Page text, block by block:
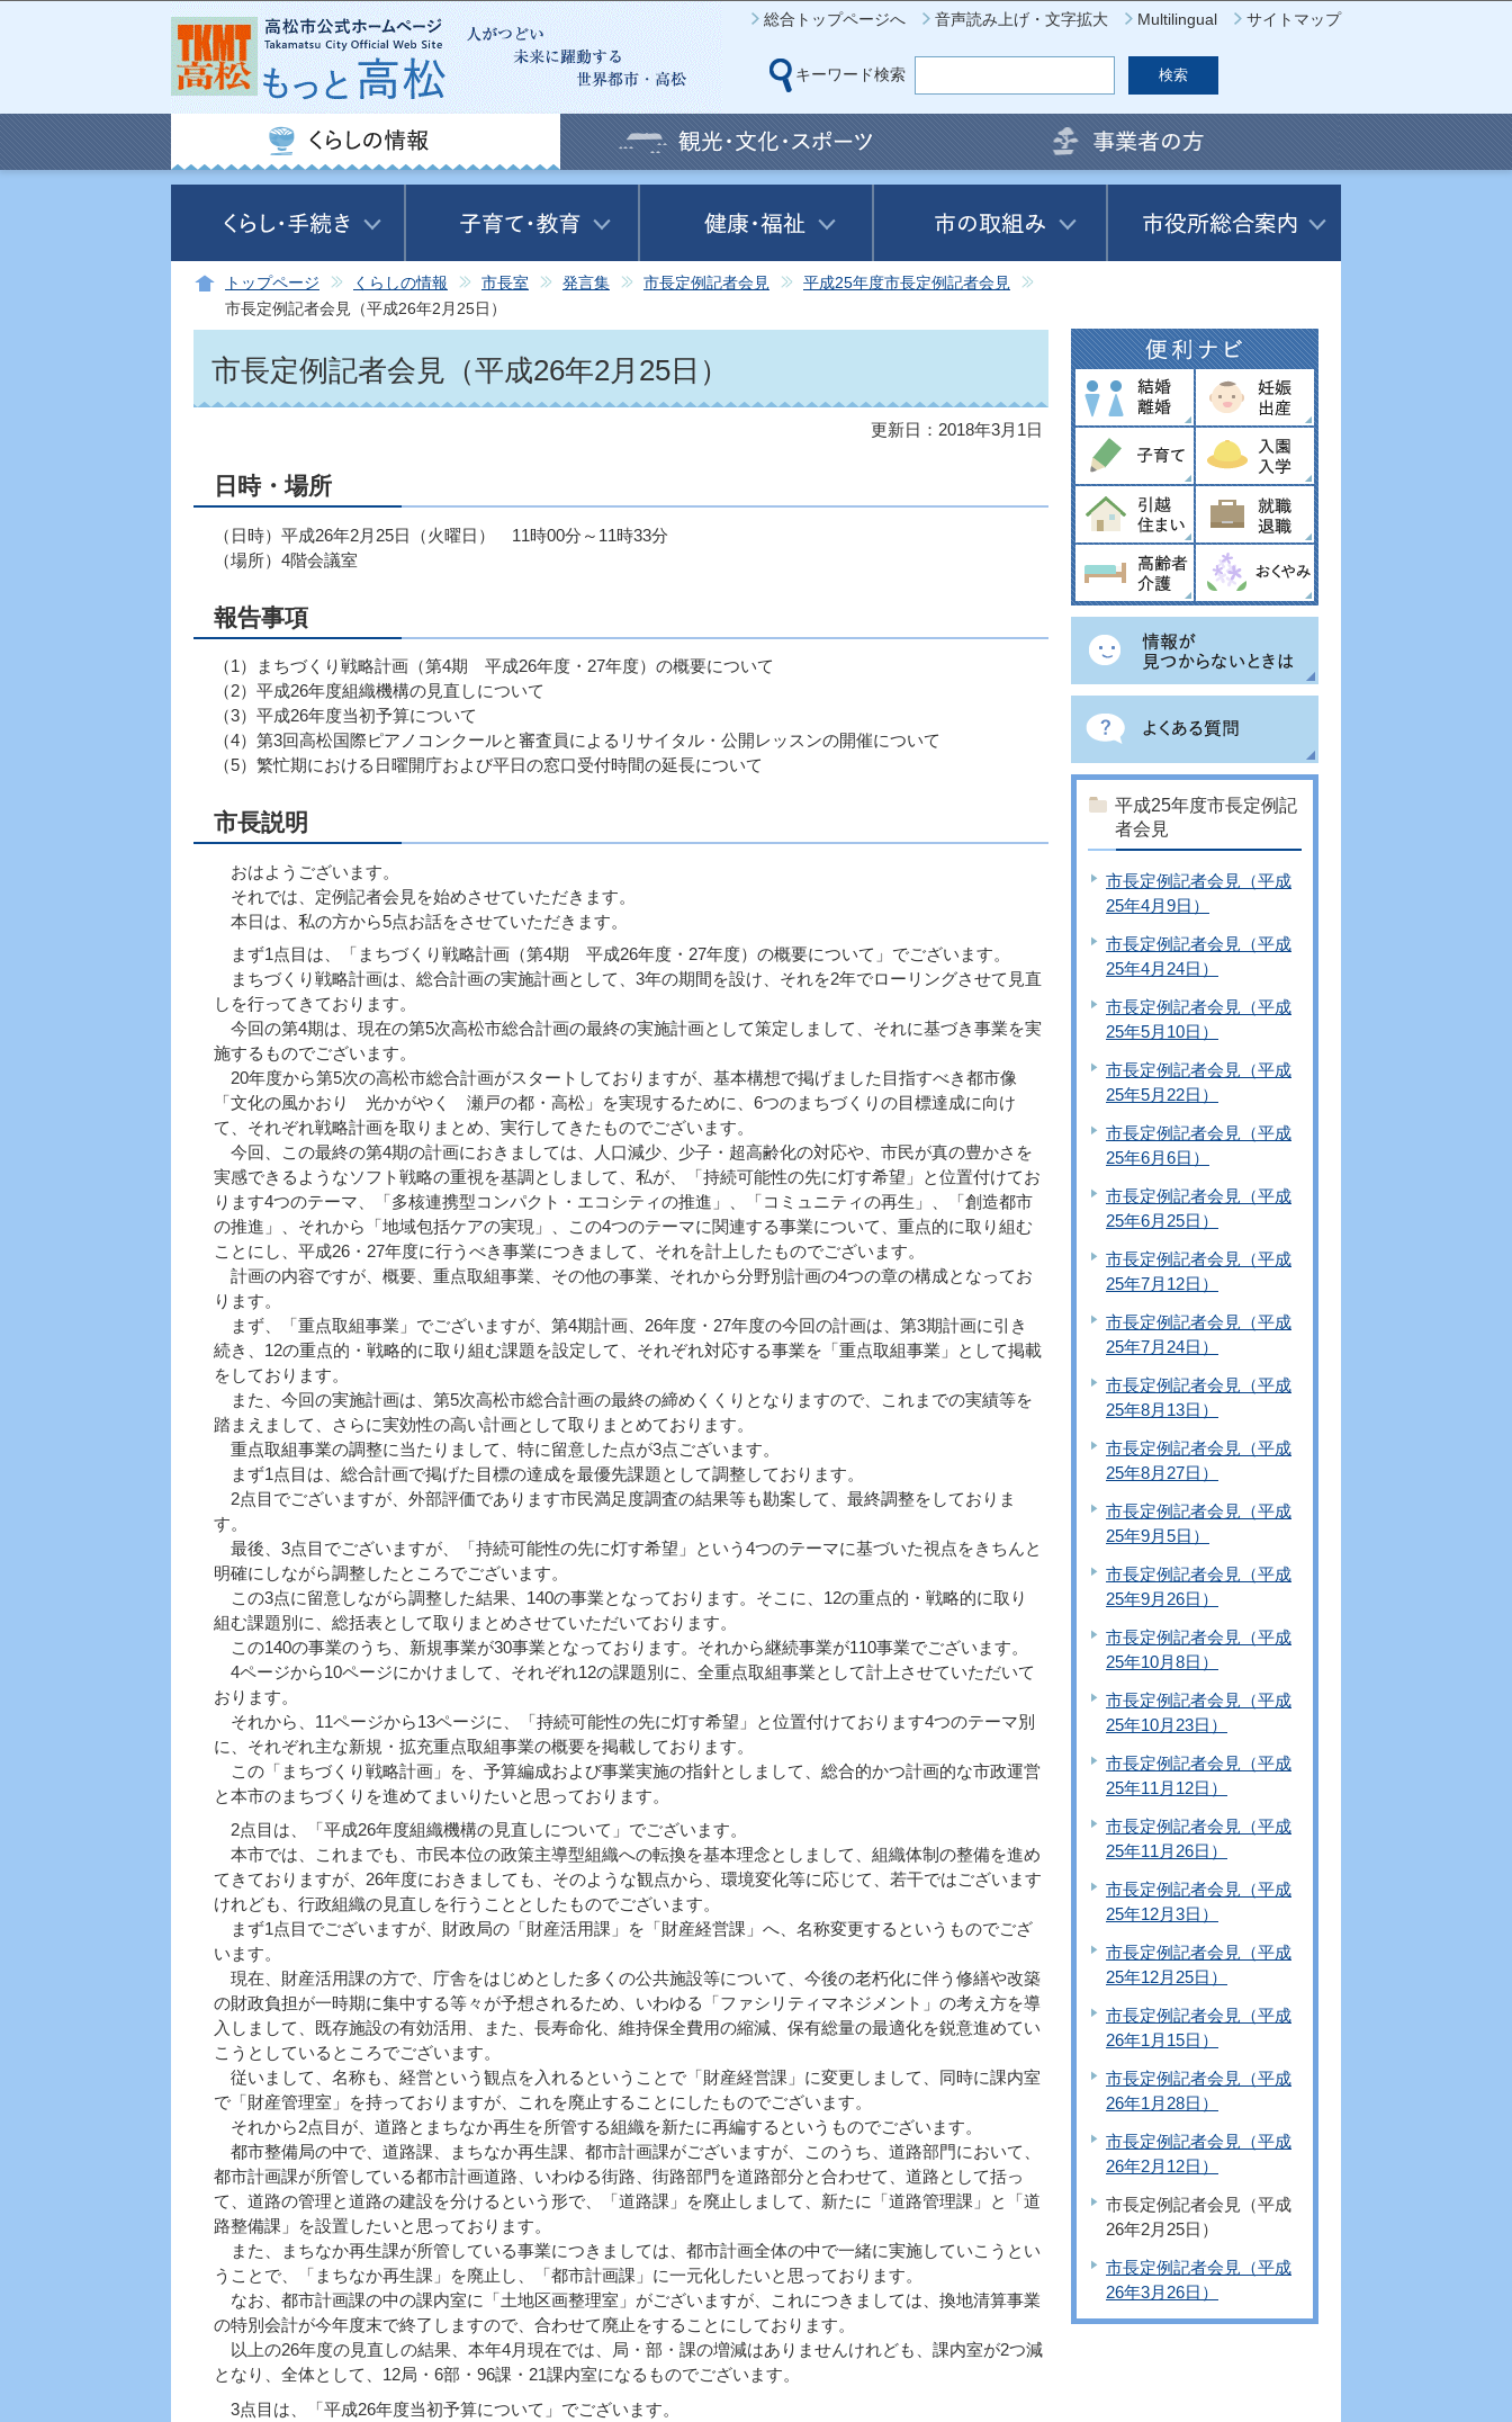
このページの本文へ移動
総合トップページへ 音声読み上げ・文字拡大 Multilingual サイトマップ
キーワード検索
トップページ くらしの情報 市長室 発言集 市長定例記者会見
平成25年度市長定例記者会見
市長定例記者会見（平成26年2月25日）
市長定例記者会見（平成26年2月25日）
更新日：2018年3月1日
日時・場所
（日時）平成26年2月25日（火曜日） 11時00分～11時33分
（場所）4階会議室
報告事項
（1）まちづくり戦略計画（第4期 平成26年度・27年度）の概要について
（2）平成26年度組織機構の見直しについて
（3）平成26年度当初予算について
（4）第3回高松国際ピアノコンクールと審査員によるリサイタル・公開レッスンの開催について
（5）繁忙期における日曜開庁および平日の窓口受付時間の延長について
市長説明
おはようございます。
それでは、定例記者会見を始めさせていただきます。
本日は、私の方から5点お話をさせていただきます。
まず1点目は、「まちづくり戦略計画（第4期 平成26年度・27年度）の概要について」でございます。
まちづくり戦略計画は、総合計画の実施計画として、3年の期間を設け、それを2年でローリングさせて見直
しを行ってきております。
今回の第4期は、現在の第5次高松市総合計画の最終の実施計画として策定しまして、それに基づき事業を実
施するものでございます。
20年度から第5次の高松市総合計画がスタートしておりますが、基本構想で掲げました目指すべき都市像
「文化の風かおり 光かがやく 瀬戸の都・高松」を実現するために、6つのまちづくりの目標達成に向け
て、それぞれ戦略計画を取りまとめ、実行してきたものでございます。
今回、この最終の第4期の計画におきましては、人口減少、少子・超高齢化の対応や、市民が真の豊かさを
実感できるようなソフト戦略の重視を基調としまして、私が、「持続可能性の先に灯す希望」と位置付けてお
ります4つのテーマ、「多核連携型コンパクト・エコシティの推進」、「コミュニティの再生」、「創造都市
の推進」、それから「地域包括ケアの実現」、この4つのテーマに関連する事業について、重点的に取り組む
ことにし、平成26・27年度に行うべき事業につきまして、それを計上したものでございます。
計画の内容ですが、概要、重点取組事業、その他の事業、それから分野別計画の4つの章の構成となってお
ります。
まず、「重点取組事業」でございますが、第4期計画、26年度・27年度の今回の計画は、第3期計画に引き
続き、12の重点的・戦略的に取り組む課題を設定して、それぞれ対応する事業を「重点取組事業」として掲載
をしております。
また、今回の実施計画は、第5次高松市総合計画の最終の締めくくりとなりますので、これまでの実績等を
踏まえまして、さらに実効性の高い計画として取りまとめております。
重点取組事業の調整に当たりまして、特に留意した点が3点ございます。
まず1点目は、総合計画で掲げた目標の達成を最優先課題として調整しております。
2点目でございますが、外部評価であります市民満足度調査の結果等も勘案して、最終調整をしておりま
す。
最後、3点目でございますが、「持続可能性の先に灯す希望」という4つのテーマに基づいた視点をきちんと
明確にしながら調整したところでございます。
この3点に留意しながら調整した結果、140の事業となっております。そこに、12の重点的・戦略的に取り
組む課題別に、総括表として取りまとめさせていただいております。
この140の事業のうち、新規事業が30事業となっております。それから継続事業が110事業でございます。
4ページから10ページにかけまして、それぞれ12の課題別に、全重点取組事業として計上させていただいて
おります。
それから、11ページから13ページに、「持続可能性の先に灯す希望」と位置付けております4つのテーマ別
に、それぞれ主な新規・拡充重点取組事業の概要を掲載しております。
この「まちづくり戦略計画」を、予算編成および事業実施の指針としまして、総合的かつ計画的な市政運営
と本市のまちづくりを進めてまいりたいと思っております。
2点目は、「平成26年度組織機構の見直しについて」でございます。
本市では、これまでも、市民本位の政策主導型組織への転換を基本理念としまして、組織体制の整備を進め
てきておりますが、26年度におきましても、そのような観点から、環境変化等に応じて、若干ではございます
けれども、行政組織の見直しを行うこととしたものでございます。
まず1点目でございますが、財政局の「財産活用課」を「財産経営課」へ、名称変更するというものでござ
います。
現在、財産活用課の方で、庁舎をはじめとした多くの公共施設等について、今後の老朽化に伴う修繕や改築
の財政負担が一時期に集中する等々が予想されるため、いわゆる「ファシリティマネジメント」の考え方を導
入しまして、既存施設の有効活用、また、長寿命化、維持保全費用の縮減、保有総量の最適化を鋭意進めてい
こうとしているところでございます。
従いまして、名称も、経営という観点を入れるということで「財産経営課」に変更しまして、同時に課内室
で「財産管理室」を持っておりますが、これを廃止することにしたものでございます。
それから2点目が、道路とまちなか再生を所管する組織を新たに再編するというものでございます。
都市整備局の中で、道路課、まちなか再生課、都市計画課がございますが、このうち、道路部門において、
都市計画課が所管している都市計画道路、いわゆる街路、街路部門を道路部分と合わせて、道路として括っ
て、道路の管理と道路の建設を分けるという形で、「道路課」を廃止しまして、新たに「道路管理課」と「道
路整備課」を設置したいと思っております。
また、まちなか再生課が所管している事業につきましては、都市計画全体の中で一緒に実施していこうとい
うことで、「まちなか再生課」を廃止し、「都市計画課」に一元化したいと思っております。
なお、都市計画課の中の課内室に「土地区画整理室」がございますが、これにつきましては、換地清算事業
の特別会計が今年度末で終了しますので、合わせて廃止をすることにしております。
以上の26年度の見直しの結果、本年4月現在では、局・部・課の増減はありませんけれども、課内室が2つ減
となり、全体として、12局・6部・96課・21課内室になるものでございます。
3点目は、「平成26年度当初予算について」でございます。
平成25年度市長定例記
者会見
市長定例記者会見（平成
25年4月9日）
市長定例記者会見（平成
25年4月24日）
市長定例記者会見（平成
25年5月10日）
市長定例記者会見（平成
25年5月22日）
市長定例記者会見（平成
25年6月6日）
市長定例記者会見（平成
25年6月25日）
市長定例記者会見（平成
25年7月12日）
市長定例記者会見（平成
25年7月24日）
市長定例記者会見（平成
25年8月13日）
市長定例記者会見（平成
25年8月27日）
市長定例記者会見（平成
25年9月5日）
市長定例記者会見（平成
25年9月26日）
市長定例記者会見（平成
25年10月8日）
市長定例記者会見（平成
25年10月23日）
市長定例記者会見（平成
25年11月12日）
市長定例記者会見（平成
25年11月26日）
市長定例記者会見（平成
25年12月3日）
市長定例記者会見（平成
25年12月25日）
市長定例記者会見（平成
26年1月15日）
市長定例記者会見（平成
26年1月28日）
市長定例記者会見（平成
26年2月12日）
市長定例記者会見（平成
26年2月25日）
市長定例記者会見（平成
26年3月26日）